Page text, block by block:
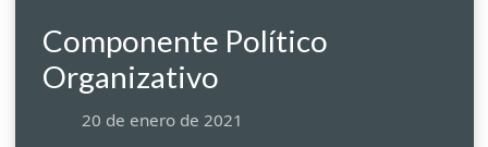
Componente Político
Organizativo
20 de enero de 2021